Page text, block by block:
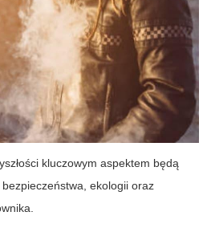
kluczowym aspektem będą
ekologii oraz